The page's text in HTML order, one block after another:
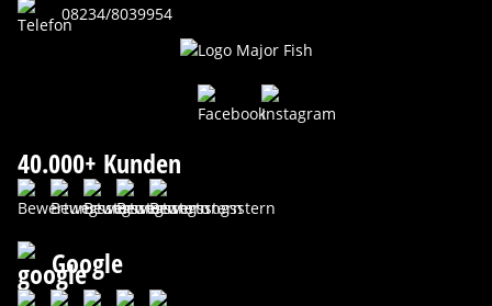
08234/8039954
40.000+ Kunden
Google